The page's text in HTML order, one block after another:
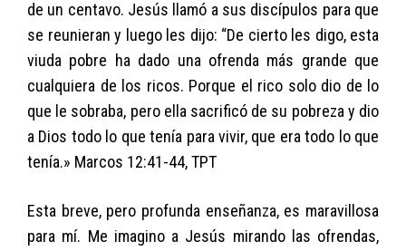
de un centavo. Jesús llamó a sus discípulos para que
se reunieran y luego les dijo: “De cierto les digo, esta
viuda pobre ha dado una ofrenda más grande que
cualquiera de los ricos. Porque el rico solo dio de lo
que le sobraba, pero ella sacrificó de su pobreza y dio
a Dios todo lo que tenía para vivir, que era todo lo que
tenía.» Marcos 12:41-44, TPT
Esta breve, pero profunda enseñanza, es maravillosa
para mí. Me imagino a Jesús mirando las ofrendas,